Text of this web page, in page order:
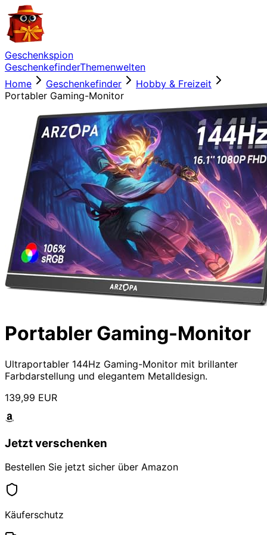
Geschenkspion
GeschenkefinderThemenwelten
Home
Geschenkefinder
Hobby & Freizeit
Portabler Gaming-Monitor
Portabler Gaming-Monitor
Ultraportabler 144Hz Gaming-Monitor mit brillanter
Farbdarstellung und elegantem Metalldesign.
139,99 EUR
Jetzt verschenken
Bestellen Sie jetzt sicher über Amazon
Käuferschutz